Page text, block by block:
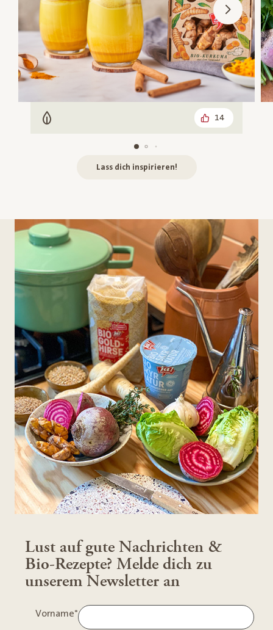
Vegetarisch 14
Lass dich inspirieren!
Lust auf gute Nachrichten &
Bio-Rezepte? Melde dich zu
unserem Newsletter an
Vorname*